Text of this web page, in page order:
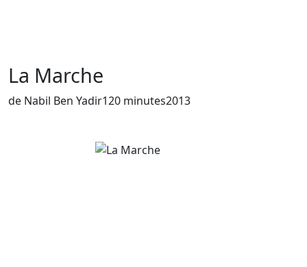
La Marche
de Nabil Ben Yadir120 minutesAnnée de sortie du film
2013